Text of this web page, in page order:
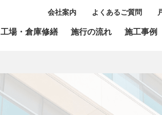
会社案内 よくあるご質問
工場・倉庫修繕 施行の流れ 施工事例